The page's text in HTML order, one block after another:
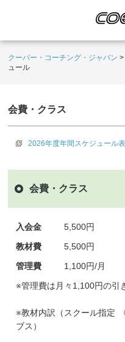
クーバー・コーチング・ジャパン
ュール
会費・クラス
2026年度年間スケジュール
会費・クラス
入会金
5,500円
教材費
5,500円
管理費
1,100円/月
※管理費は月々1,100円の引
※教材内訳（スクール指
ブス）